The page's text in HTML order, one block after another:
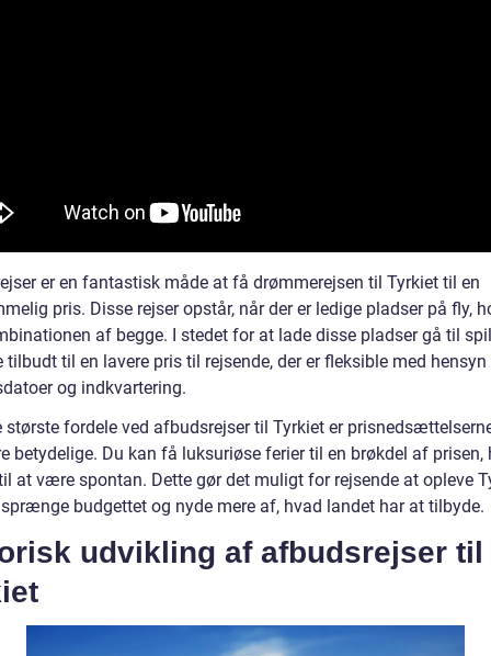
er en fantastisk måde at få drømmerejsen til Tyrkiet til en
pris. Disse rejser opstår, når der er ledige pladser på fly,
af begge. I stedet for at lade disse pladser gå til
tilbudt til en lavere pris til rejsende, der er fleksible med
og indkvartering.
største fordele ved afbudsrejser til Tyrkiet er
betydelige. Du kan få luksuriøse ferier til en brøkdel af prisen,
at være spontan. Dette gør det muligt for rejsende at opleve
budgettet og nyde mere af, hvad landet har at tilbyde.
udvikling af afbudsrejser til